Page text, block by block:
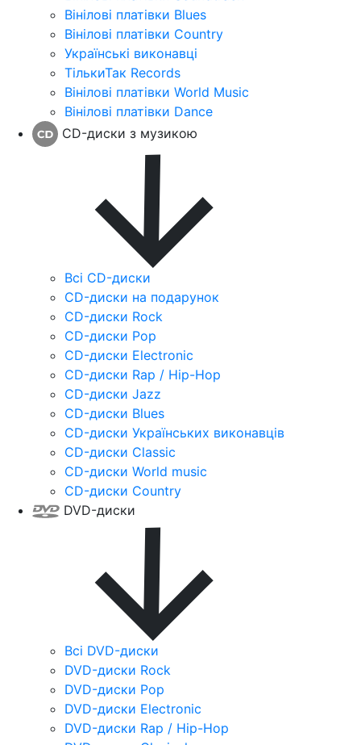
Вінілові платівки Blues
Вінілові платівки Country
Українські виконавці
ТількиТак Records
Вінілові платівки World Music
Вінілові платівки Dance
CD-диски з музикою
Всі CD-диски
CD-диски на подарунок
CD-диски Rock
CD-диски Pop
CD-диски Electronic
CD-диски Rap / Hip-Hop
CD-диски Jazz
CD-диски Blues
CD-диски Українських виконавців
CD-диски Classic
CD-диски World music
CD-диски Country
DVD-диски
Всі DVD-диски
DVD-диски Rock
DVD-диски Pop
DVD-диски Electronic
DVD-диски Rap / Hip-Hop